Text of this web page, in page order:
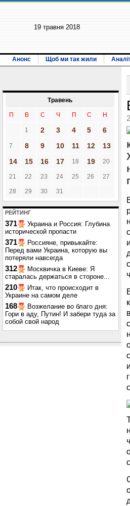
19 травня 2018
Анонс Щоб ми так жили
Травень
П В С Ч П С Н
1 2 3 4 5 6
7 8 9 10 11 12
13
14
15 16 17 18 19 20
21 22 23 24 25 26 27
28 29 30 31
РЕЙТИНГ
371
Украина и Россия: Глубина
исторической пропасти
371
Россияне, привыкайте:
Перед вами Украина, которую вы
потеряли навсегда
312
Москвичка в Киеве: Я
старалась держаться в стороне...
210
Итак, что происходит в
Украине на самом деле
168
Возжелание во благо дня:
Гори в аду, Путин! И забери туда за
собой свой народ